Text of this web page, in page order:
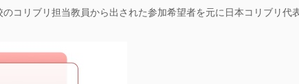
コリブリ担当教員から出された参加希望者を元に日本コリブリ代